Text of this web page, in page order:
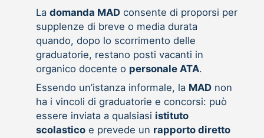
La domanda MADconsente di proporsi per
supplenze di breve o media durata
quando, dopo lo scorrimento delle
graduatorie, restano posti vacanti in
organico docente o personale ATA.
Essendo un’istanza informale, la MADnon
ha i vincoli di graduatorie e concorsi: può
essere inviata a qualsiasi istituto
scolasticoe prevede un rapporto diretto